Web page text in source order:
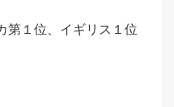
第１位、イギリス１位